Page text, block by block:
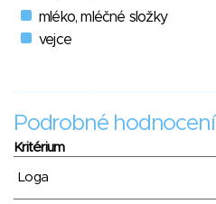
mléko, mléčné složky
vejce
Podrobné hodnocení
Kritérium
Loga